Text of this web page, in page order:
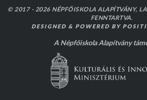
© 2017 - 2026 NÉPFŐISKOLA ALAPÍTVÁNY,
FENNTARTVA.
DESIGNED & POWERED BY
A Népfőiskola Alapítvány